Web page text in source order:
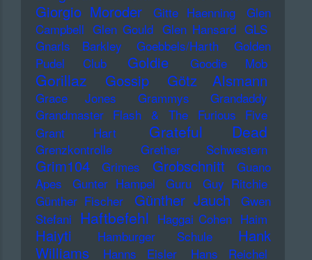
Giorgio Moroder
Gitte Haenning
Glen
Campbell Glen Gould Glen Hansard GLS
Gnarls Barkley
Goebbels/Harth
Golden
Pudel Club
Goldie Goodie Mob
Gorillaz Gossip Götz Alsmann
Grace Jones Grammys
Grandaddy
Grandmaster Flash & The Furious Five
Grant Hart
Grateful Dead
Grenzkontrolle Grether Schwestern
Grim104 Grimes Grobschnitt
Guano
Apes
Gunter Hampel Guru
Guy Ritchie
Günther Fischer
Günther Jauch
Gwen
Stefani Haftbefehl Haggai Cohen Haim
Haiyti Hamburger Schule
Hank
Williams
Hanns Eisler
Hans Reichel